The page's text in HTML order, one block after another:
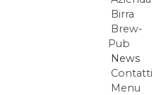
Birra
Brew-
Pub
News
Contatti
Menu